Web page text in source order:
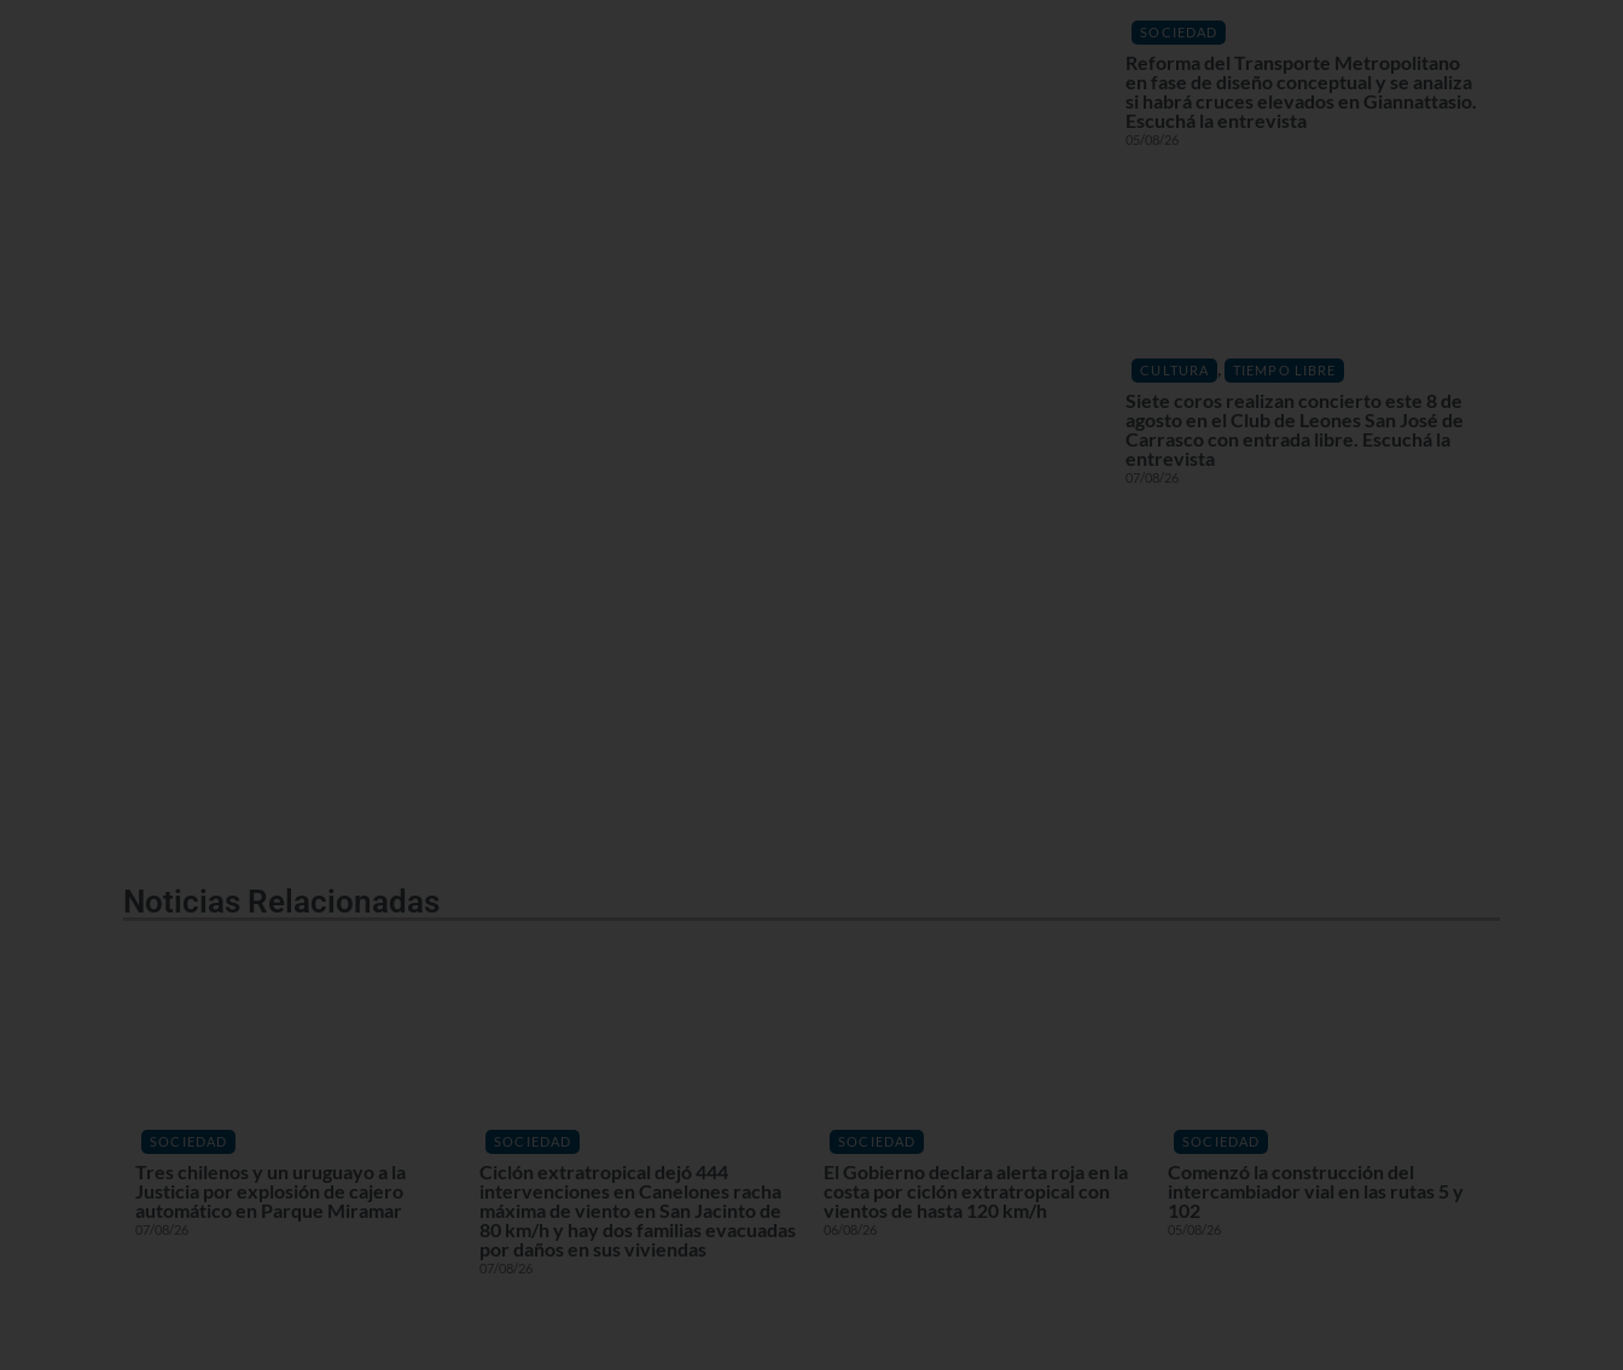
SOCIEDAD
Reforma del Transporte Metropolitano
en fase de diseño conceptual y se analiza
si habrá cruces elevados en Giannattasio.
Escuchá la entrevista
05/08/26
CULTURA , TIEMPO LIBRE
Siete coros realizan concierto este 8 de
agosto en el Club de Leones San José de
Carrasco con entrada libre. Escuchá la
entrevista
07/08/26
Noticias Relacionadas
SOCIEDAD
Tres chilenos y un uruguayo a la
Justicia por explosión de cajero
automático en Parque Miramar
07/08/26
SOCIEDAD
Ciclón extratropical dejó 444
intervenciones en Canelones racha
máxima de viento en San Jacinto de
80 km/h y hay dos familias evacuadas
por daños en sus viviendas
07/08/26
SOCIEDAD
El Gobierno declara alerta roja en la
costa por ciclón extratropical con
vientos de hasta 120 km/h
06/08/26
SOCIEDAD
Comenzó la construcción del
intercambiador vial en las rutas 5 y
102
05/08/26